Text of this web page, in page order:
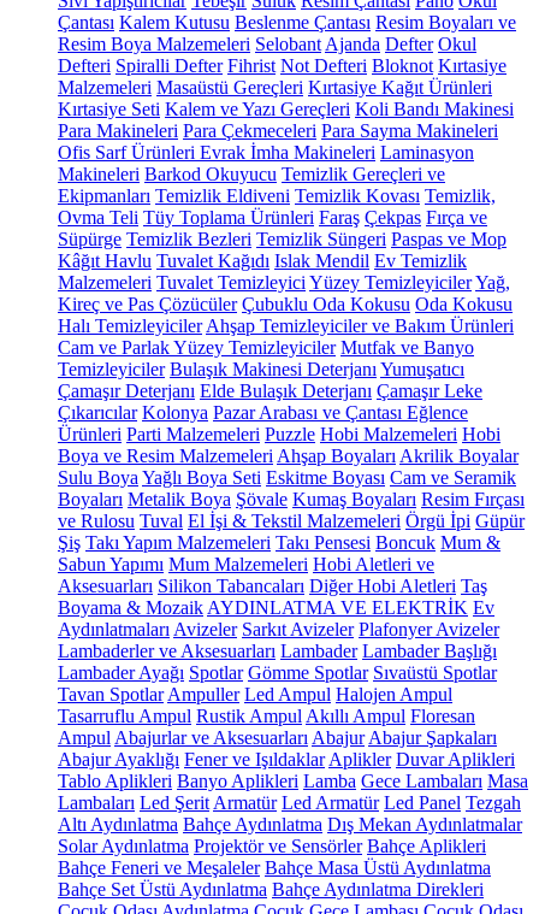
Çantası Kalem Kutusu Beslenme Çantası Resim Boyaları ve
Resim Boya Malzemeleri Selobant Ajanda Defter Okul
Defteri Spiralli Defter Fihrist Not Defteri Bloknot Kırtasiye
Malzemeleri Masaüstü Gereçleri Kırtasiye Kağıt Ürünleri
Kırtasiye Seti Kalem ve Yazı Gereçleri Koli Bandı Makinesi
Para Makineleri Para Çekmeceleri Para Sayma Makineleri
Ofis Sarf Ürünleri Evrak İmha Makineleri Laminasyon
Makineleri Barkod Okuyucu Temizlik Gereçleri ve
Ekipmanları Temizlik Eldiveni Temizlik Kovası Temizlik,
Ovma Teli Tüy Toplama Ürünleri Faraş Çekpas Fırça ve
Süpürge Temizlik Bezleri Temizlik Süngeri Paspas ve Mop
Kâğıt Havlu Tuvalet Kağıdı Islak Mendil Ev Temizlik
Malzemeleri Tuvalet Temizleyici Yüzey TemizleyicilerYağ,
Kireç ve Pas Çözücüler Çubuklu Oda Kokusu Oda Kokusu
Halı Temizleyiciler Ahşap Temizleyiciler ve Bakım Ürünleri
Cam ve Parlak Yüzey Temizleyiciler Mutfak ve Banyo
Temizleyiciler Bulaşık Makinesi Deterjanı Yumuşatıcı
Çamaşır Deterjanı Elde Bulaşık Deterjanı Çamaşır Leke
Çıkarıcılar Kolonya Pazar Arabası ve Çantası Eğlence
Ürünleri Parti Malzemeleri Puzzle Hobi Malzemeleri Hobi
Boya ve Resim Malzemeleri Ahşap Boyaları Akrilik Boyalar
Sulu Boya Yağlı Boya Seti Eskitme Boyası Cam ve Seramik
Boyaları Metalik Boya Şövale Kumaş Boyaları Resim Fırçası
ve Rulosu Tuval El İşi & Tekstil Malzemeleri Örgü İpi Güpür
Şiş Takı Yapım Malzemeleri Takı Pensesi Boncuk Mum &
Sabun Yapımı Mum Malzemeleri Hobi Aletleri ve
Aksesuarları Silikon Tabancaları Diğer Hobi Aletleri Taş
Boyama & Mozaik AYDINLATMA VE ELEKTRİK Ev
Aydınlatmaları Avizeler Sarkıt Avizeler Plafonyer Avizeler
Lambaderler ve Aksesuarları Lambader Lambader Başlığı
Lambader Ayağı Spotlar Gömme Spotlar Sıvaüstü Spotlar
Tavan Spotlar Ampuller Led Ampul Halojen Ampul
Tasarruflu Ampul Rustik Ampul Akıllı Ampul Floresan
Ampul Abajurlar ve Aksesuarları Abajur Abajur Şapkaları
Abajur Ayaklığı Fener ve Işıldaklar Aplikler Duvar Aplikleri
Tablo Aplikleri Banyo Aplikleri Lamba Gece Lambaları Masa
Lambaları Led Şerit Armatür Led Armatür Led Panel Tezgah
Altı Aydınlatma Bahçe Aydınlatma Dış Mekan Aydınlatmalar
Solar Aydınlatma Projektör ve Sensörler Bahçe Aplikleri
Bahçe Feneri ve Meşaleler Bahçe Masa Üstü Aydınlatma
Bahçe Set Üstü Aydınlatma Bahçe Aydınlatma Direkleri